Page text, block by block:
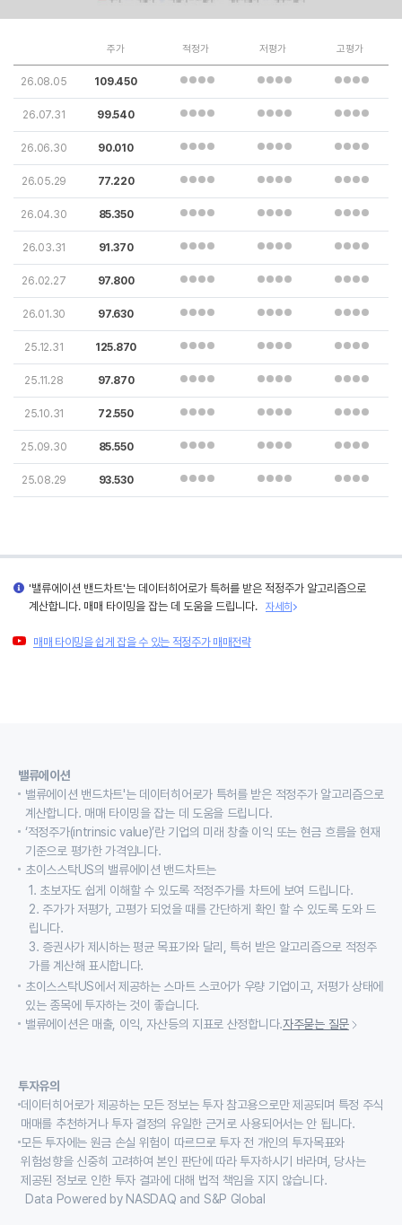
주가 적정가 저평가 고평가
26.08.05 109.450
26.07.31 99.540
26.06.30 90.010
26.05.29 77.220
26.04.30 85.350
26.03.31 91.370
26.02.27 97.800
26.01.30 97.630
25.12.31 125.870
25.11.28 97.870
25.10.31 72.550
25.09.30 85.550
25.08.29 93.530
'밸류에이션 밴드차트'는 데이터히어로가 특허를 받은 적정주가 알고리즘으로
계산합니다. 매매 타이밍을 잡는 데 도움을 드립니다.
자세히
매매 타이밍을 쉽게 잡을 수 있는 적정주가 매매전략
밸류에이션
밸류에이션 밴드차트'는 데이터히어로가 특허를 받은 적정주가 알고리즘으로
계산합니다. 매매 타이밍을 잡는 데 도움을 드립니다.
‘적정주가(intrinsic value)’란 기업의 미래 창출 이익 또는 현금 흐름을 현재
기준으로 평가한 가격입니다.
초이스스탁US의 밸류에이션 밴드차트는
1. 초보자도 쉽게 이해할 수 있도록 적정주가를 차트에 보여 드립니다.
2. 주가가 저평가, 고평가 되었을 때를 간단하게 확인 할 수 있도록 도와 드
립니다.
3. 증권사가 제시하는 평균 목표가와 달리, 특허 받은 알고리즘으로 적정주
가를 계산해 표시합니다.
초이스스탁US에서 제공하는 스마트 스코어가 우량 기업이고, 저평가 상태에
있는 종목에 투자하는 것이 좋습니다.
밸류에이션은 매출, 이익, 자산등의 지표로 산정합니다.자주묻는 질문
투자유의
데이터히어로가 제공하는 모든 정보는 투자 참고용으로만 제공되며 특정 주식
매매를 추천하거나 투자 결정의 유일한 근거로 사용되어서는 안 됩니다.
모든 투자에는 원금 손실 위험이 따르므로 투자 전 개인의 투자목표와
위험성향을 신중히 고려하여 본인 판단에 따라 투자하시기 바라며, 당사는
제공된 정보로 인한 투자 결과에 대해 법적 책임을 지지 않습니다.
Data Powered by NASDAQ and S&P Global